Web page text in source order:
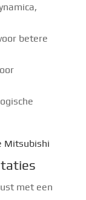
betere
Mitsubishi
met een